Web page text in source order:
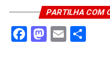
Source link
PARTILHA COM
Facebook
Mastodon
Email